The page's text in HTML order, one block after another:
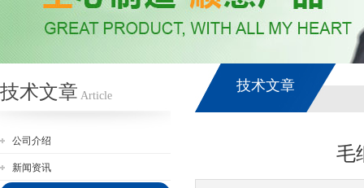
技术文章 Article
公司介绍
新闻资讯
技术文章
毛